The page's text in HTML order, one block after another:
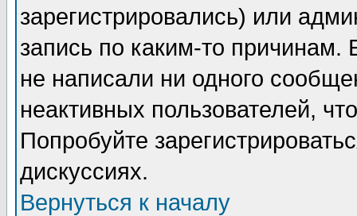
зарегистрировались) или
запись по каким-то
не написали ни одного
неактивных пользователей,
Попробуйте
дискуссиях.
Вернуться к началу